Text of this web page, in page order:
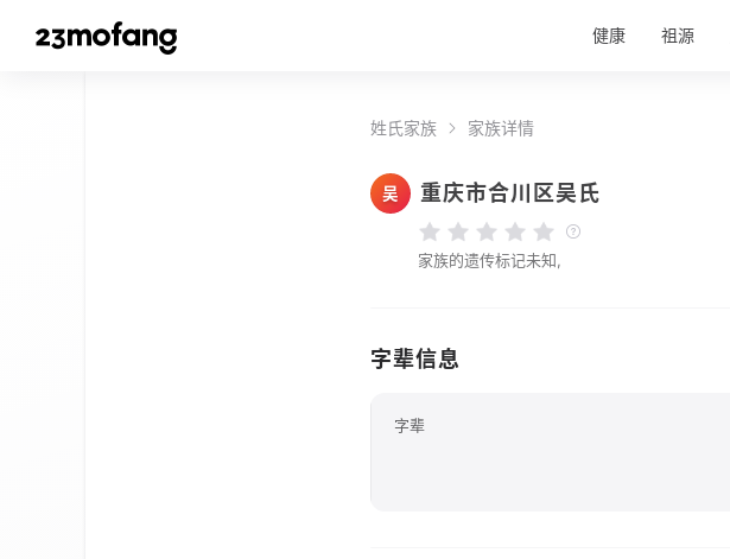
健康 祖源
姓氏家族 家族详情
吴 重庆市合川区吴氏
家族的遗传标记未知,
字辈信息
字辈